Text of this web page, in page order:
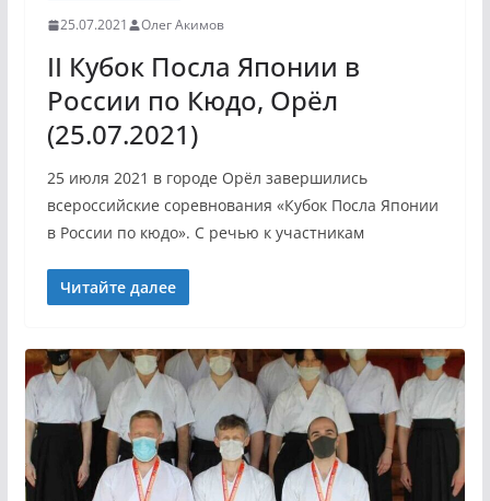
25.07.2021 Олег Акимов
II Кубок Посла Японии в
России по Кюдо, Орёл
(25.07.2021)
25 июля 2021 в городе Орёл завершились
всероссийские соревнования «Кубок Посла Японии
в России по кюдо». С речью к участникам
Читайте далее